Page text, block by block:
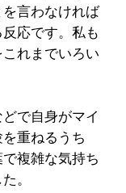
言わなければ
応です。私も
れまでいろい
で自身がマイ
重ねるうち
複雑な気持ち
。